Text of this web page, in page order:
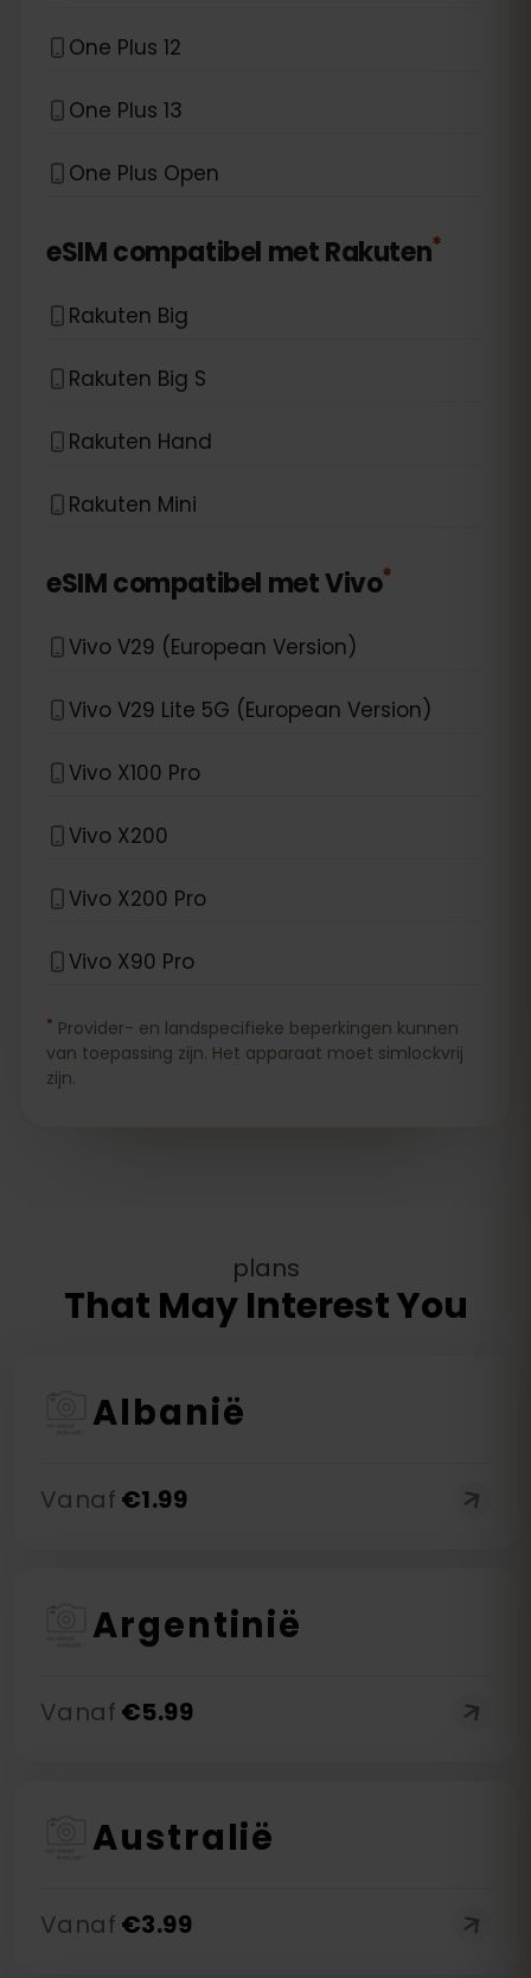
One Plus 12
One Plus 13
One Plus Open
eSIM compatibel metRakuten*
Rakuten Big
Rakuten Big S
Rakuten Hand
Rakuten Mini
eSIM compatibel metVivo*
Vivo V29 (European Version)
Vivo V29 Lite 5G (European Version)
Vivo X100 Pro
Vivo X200
Vivo X200 Pro
Vivo X90 Pro
* Provider- en landspecifieke beperkingen kunnen
van toepassing zijn. Het apparaat moet simlockvrij
zijn.
plans
That May Interest You
Albanië
Vanaf €1.99
Argentinië
Vanaf €5.99
Australië
Vanaf €3.99